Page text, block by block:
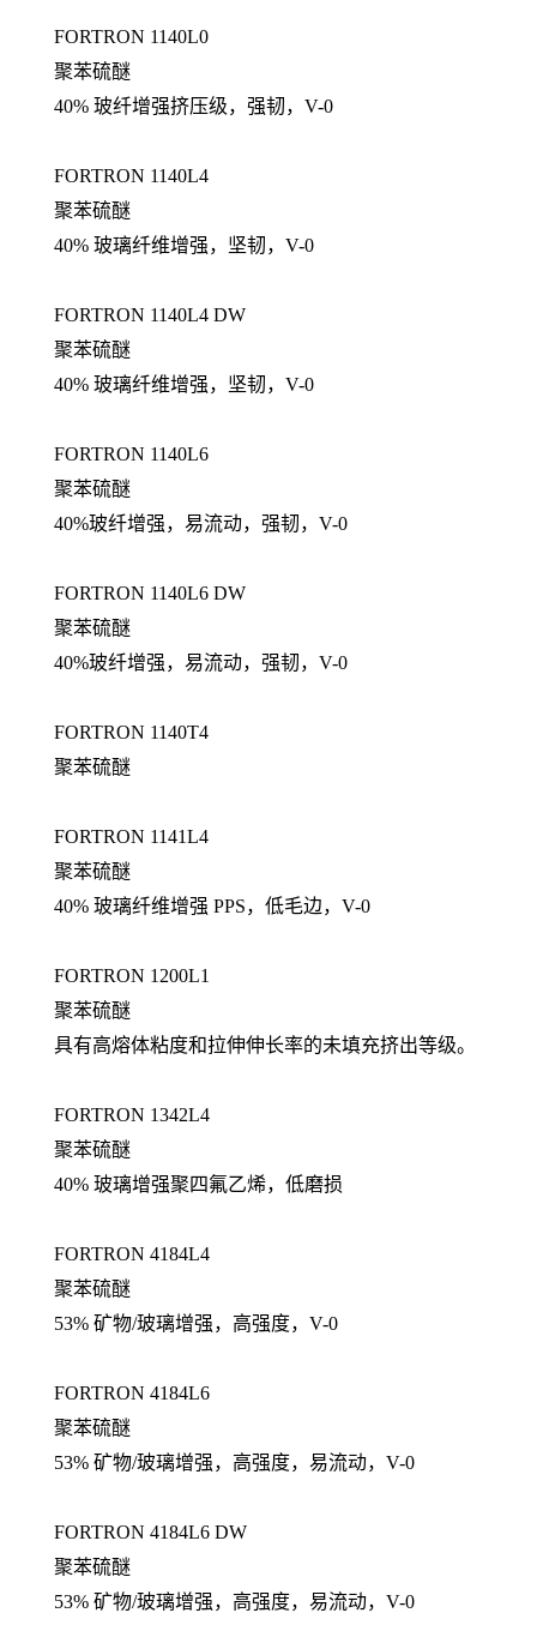
FORTRON 1140L0
聚苯硫醚
40% 玻纤增强挤压级，强韧，V-0
FORTRON 1140L4
聚苯硫醚
40% 玻璃纤维增强，坚韧，V-0
FORTRON 1140L4 DW
聚苯硫醚
40% 玻璃纤维增强，坚韧，V-0
FORTRON 1140L6
聚苯硫醚
40%玻纤增强，易流动，强韧，V-0
FORTRON 1140L6 DW
聚苯硫醚
40%玻纤增强，易流动，强韧，V-0
FORTRON 1140T4
聚苯硫醚
FORTRON 1141L4
聚苯硫醚
40% 玻璃纤维增强 PPS，低毛边，V-0
FORTRON 1200L1
聚苯硫醚
具有高熔体粘度和拉伸伸长率的未填充挤出等级。
FORTRON 1342L4
聚苯硫醚
40% 玻璃增强聚四氟乙烯，低磨损
FORTRON 4184L4
聚苯硫醚
53% 矿物/玻璃增强，高强度，V-0
FORTRON 4184L6
聚苯硫醚
53% 矿物/玻璃增强，高强度，易流动，V-0
FORTRON 4184L6 DW
聚苯硫醚
53% 矿物/玻璃增强，高强度，易流动，V-0